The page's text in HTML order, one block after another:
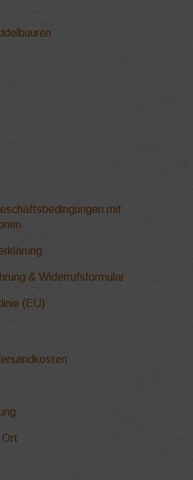
mit
& Widerrufsformular
(EU)
Ort